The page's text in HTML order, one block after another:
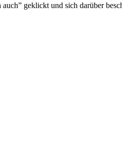
auch” geklickt und sich darüber